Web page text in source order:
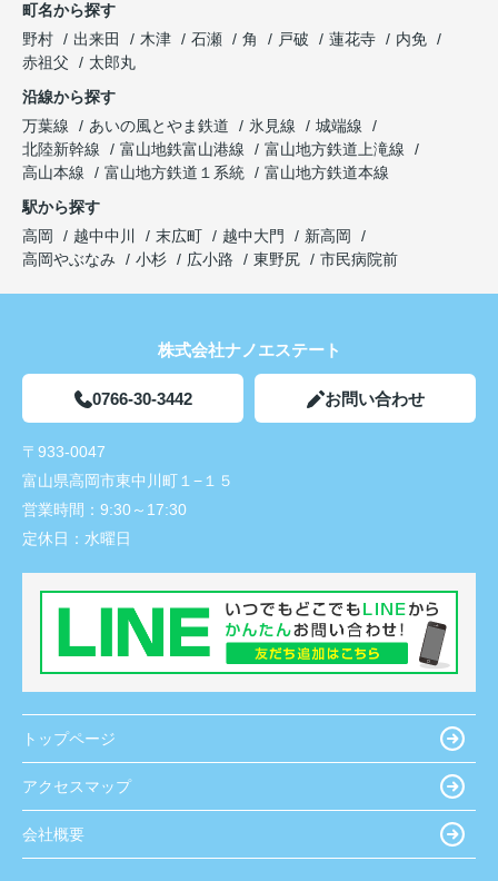
町名から探す
野村
出来田 木津 石瀬 角 戸破 蓮花寺
内免
赤祖父
太郎丸
沿線から探す
万葉線
あいの風とやま鉄道 氷見線
城端線
北陸新幹線
富山地鉄富山港線
富山地方鉄道上滝線
高山本線
富山地方鉄道１系統
富山地方鉄道本線
駅から探す
高岡
越中中川 末広町 越中大門
新高岡
高岡やぶなみ
小杉 広小路 東野尻 市民病院前
株式会社ナノエステート
0766-30-3442 お問い合わせ
〒933-0047
富山県高岡市東中川町１−１５
営業時間： 9:30～17:30
定休日： 水曜日
トップページ
アクセスマップ
会社概要